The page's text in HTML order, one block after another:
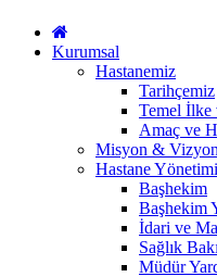
Kurumsal
Hastanemiz
Tarihçemiz
Temel İlke
Amaç ve
Misyon & Vizyon
Hastane Yönetimi
Başhekim
Başhekim
İdari ve
Sağlık
Müdür